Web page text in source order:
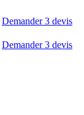
Demander 3 devis
Demander 3 devis